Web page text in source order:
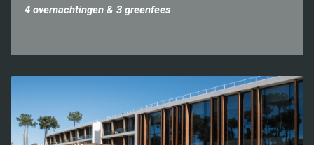
4 overnachtingen & 3 greenfees